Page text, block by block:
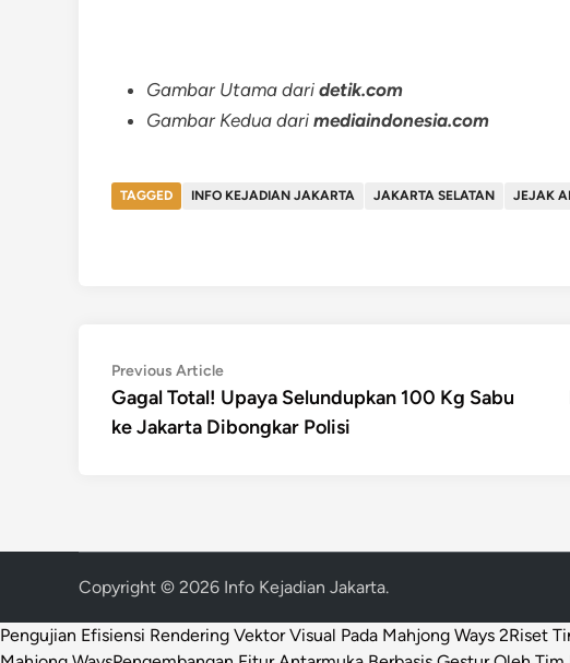
Gambar Utama dari detik.com
Gambar Kedua dari mediaindonesia.com
TAGGED INFO KEJADIAN JAKARTA JAKARTA SELATAN JEJAK
Post
navigation
Previous ArticlePrevious
article:
Gagal Total! Upaya Selundupkan 100 Kg Sabu
ke Jakarta Dibongkar Polisi
Copyright © 2026 Info Kejadian Jakarta.
Pengujian Efisiensi Rendering Vektor Visual Pada Mahjong Ways 2Riset